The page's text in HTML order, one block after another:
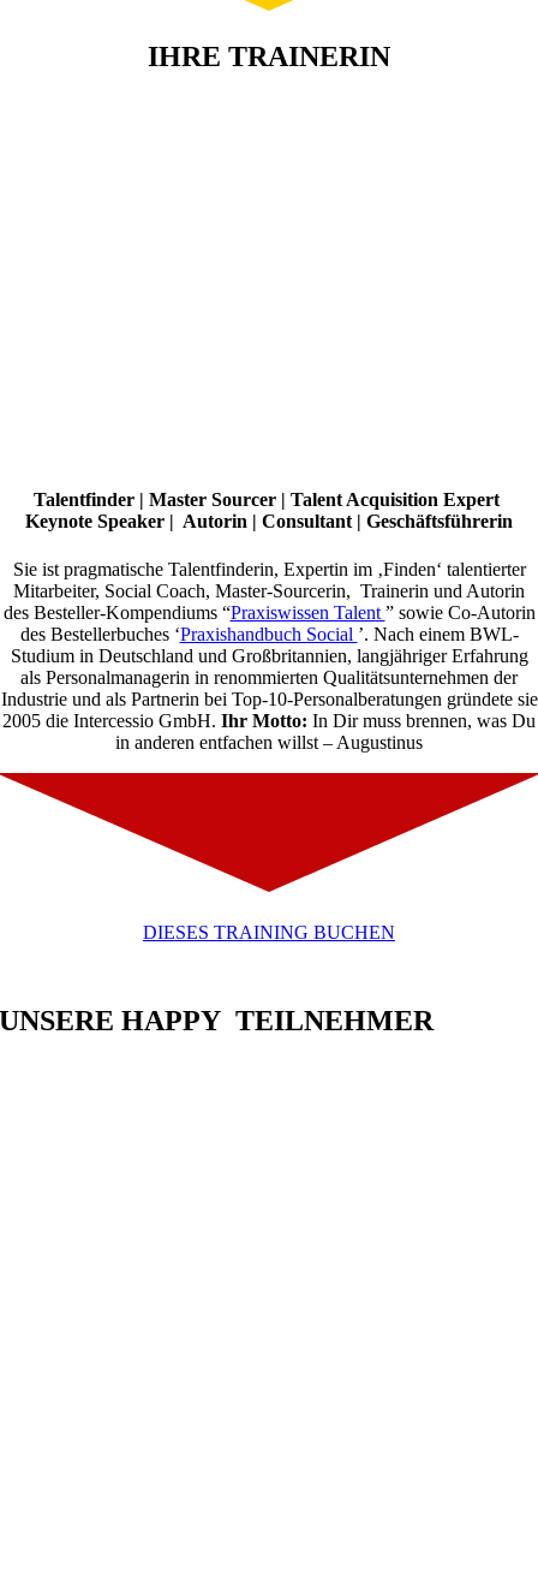
IHRE TRAINERIN
Talentfinder | Master Sourcer | Talent Acquisition Expert
Keynote Speaker | Autorin | Consultant | Geschäftsführerin
Sie ist pragmatische Talentfinderin, Expertin im ‚Finden‘ talentierter
Mitarbeiter, Social Coach, Master-Sourcerin, Trainerin und Autorin
des Besteller-Kompendiums “Praxiswissen Talent ” sowie Co-Autorin
des Bestellerbuches ‘Praxishandbuch Social ’. Nach einem BWL-
Studium in Deutschland und Großbritannien, langjähriger Erfahrung
als Personalmanagerin in renommierten Qualitätsunternehmen der
Industrie und als Partnerin bei Top-10-Personalberatungen gründete sie
2005 die Intercessio GmbH. Ihr Motto: In Dir muss brennen, was Du
in anderen entfachen willst – Augustinus
DIESES TRAINING BUCHEN
UNSERE HAPPY TEILNEHMER